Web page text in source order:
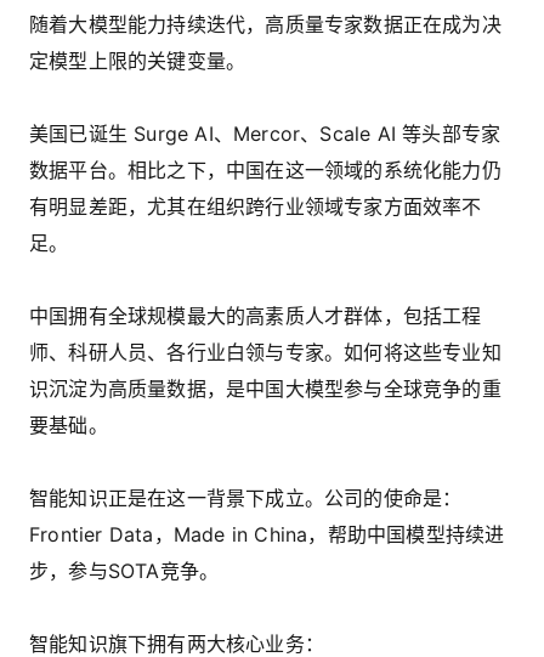
随着大模型能力持续迭代，高质量专家数据正在成为决
定模型上限的关键变量。
美国已诞生 Surge AI、Mercor、Scale AI 等头部专家
数据平台。相比之下，中国在这一领域的系统化能力仍
有明显差距，尤其在组织跨行业领域专家方面效率不
足。
中国拥有全球规模最大的高素质人才群体，包括工程
师、科研人员、各行业白领与专家。如何将这些专业知
识沉淀为高质量数据，是中国大模型参与全球竞争的重
要基础。
智能知识正是在这一背景下成立。公司的使命是：
Frontier Data，Made in China，帮助中国模型持续进
步，参与SOTA竞争。
智能知识旗下拥有两大核心业务：